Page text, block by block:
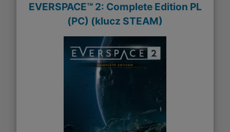
EVERSPACE™ 2: Complete Edition PL
(PC) (klucz STEAM)